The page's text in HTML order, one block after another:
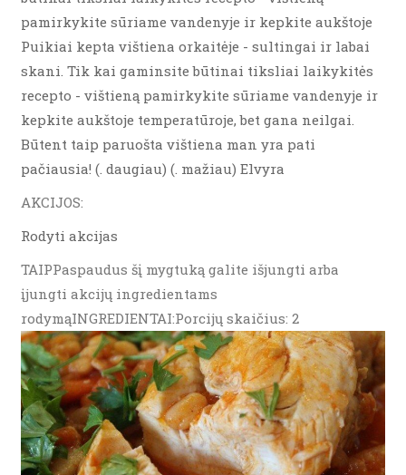
pamirkykite sūriame vandenyje ir kepkite aukštoje
Puikiai kepta vištiena orkaitėje - sultingai ir labai
skani. Tik kai gaminsite būtinai tiksliai laikykitės
recepto - vištieną pamirkykite sūriame vandenyje ir
kepkite aukštoje temperatūroje, bet gana neilgai.
Būtent taip paruošta vištiena man yra pati
pačiausia! (. daugiau) (. mažiau) Elvyra
AKCIJOS:
Rodyti akcijas
TAIPPaspaudus šį mygtuką galite išjungti arba
įjungti akcijų ingredientams
rodymąINGREDIENTAI:Porcijų skaičius: 2